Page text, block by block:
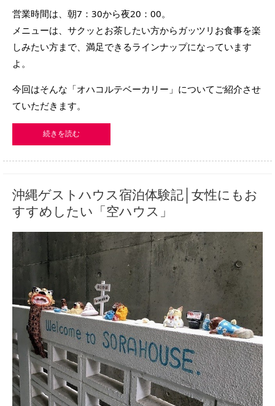
営業時間は、朝7：30から夜20：00。
メニューは、サクッとお茶したい方からガッツリお食事を楽
しみたい方まで、満足できるラインナップになっています
よ。
今回はそんな「オハコルテベーカリー」についてご紹介させ
ていただきます。
続きを読む
沖縄ゲストハウス宿泊体験記│女性にもお
すすめしたい「空ハウス」